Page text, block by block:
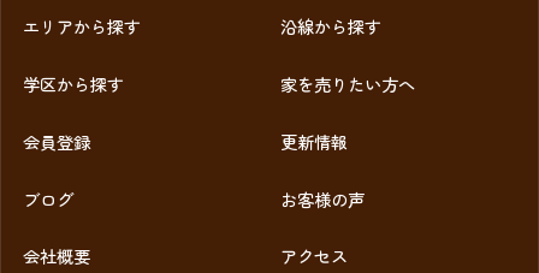
エリアから探す 沿線から探す
学区から探す 家を売りたい方へ
会員登録 更新情報
ブログ お客様の声
会社概要 アクセス